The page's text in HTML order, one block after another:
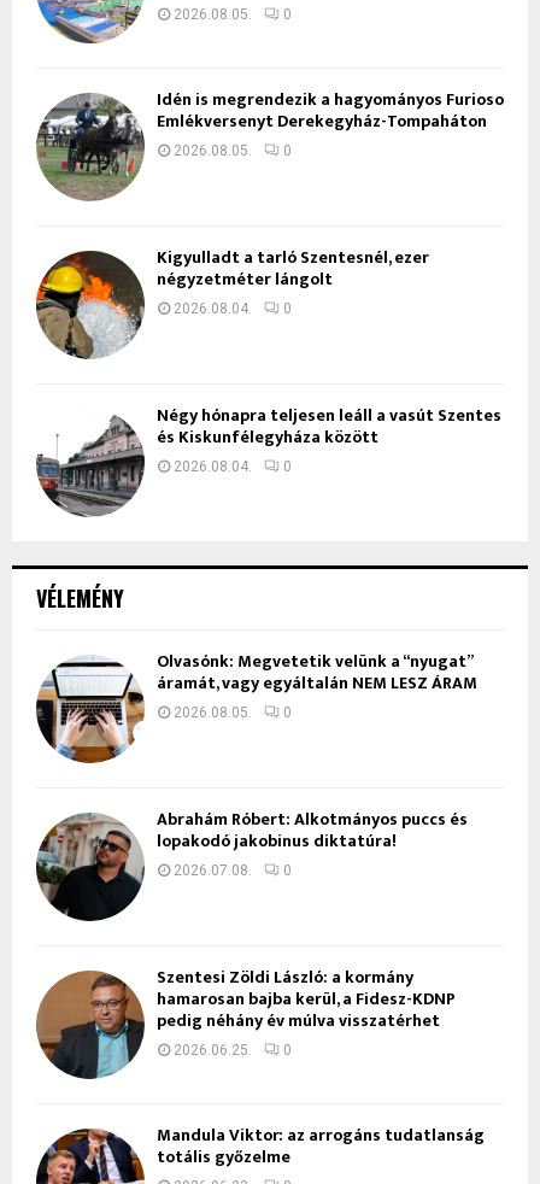
VÉLEMÉNY
Olvasónk: Megvetetik velünk a “nyugat”
áramát, vagy egyáltalán NEM LESZ ÁRAM
2026.08.05. 0
Ábrahám Róbert: Alkotmányos puccs és
lopakodó jakobinus diktatúra!
2026.07.08. 0
Szentesi Zöldi László: a kormány
hamarosan bajba kerül, a Fidesz-KDNP
pedig néhány év múlva visszatérhet
2026.06.25. 0
Mandula Viktor: az arrogáns tudatlanság
totális győzelme
2026.08.05. 0
Idén is megrendezik a hagyományos Furioso
Emlékversenyt Derekegyház-Tompaháton
2026.08.05. 0
Kigyulladt a tarló Szentesnél, ezer
négyzetméter lángolt
2026.08.04. 0
Négy hónapra teljesen leáll a vasút Szentes
és Kiskunfélegyháza között
2026.08.04. 0